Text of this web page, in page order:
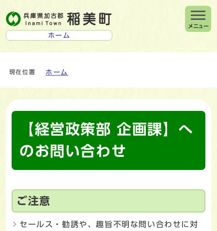
ホーム
メニュー
現在位置 ホーム
【経営政策部 企画課】へ
のお問い合わせ
ご注意
セールス・勧誘や、趣旨不明な問い合わせに対